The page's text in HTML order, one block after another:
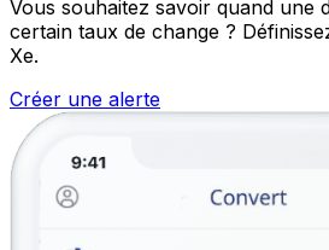
Vous souhaitez savoir quand une
certain taux de change ?
Xe.
Créer une alerte